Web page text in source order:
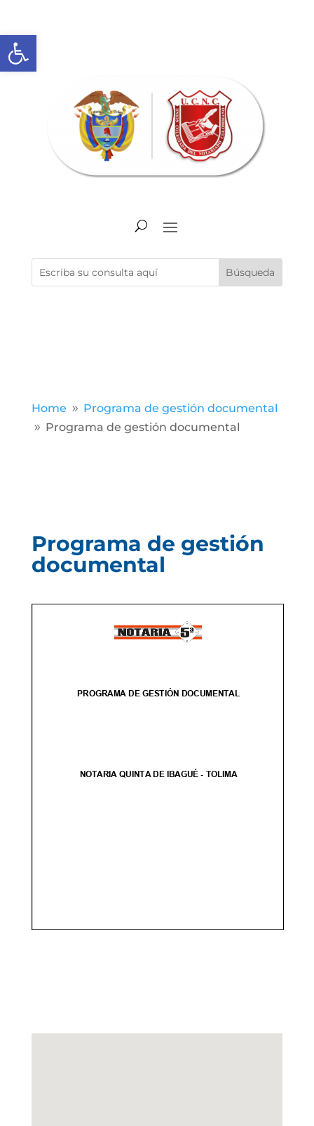
Abrir barra de herramientas
Home 9 Programa de gestión documental
9 Programa de gestión documental
Programa de gestión
documental